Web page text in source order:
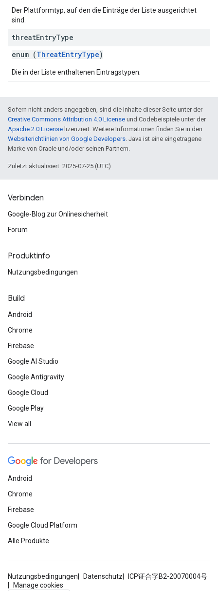
Der Plattformtyp, auf den die Einträge der Liste ausgerichtet
sind.
threatEntryType
enum (ThreatEntryType)
Die in der Liste enthaltenen Eintragstypen.
Sofern nicht anders angegeben, sind die Inhalte dieser Seite unter der
Creative Commons Attribution 4.0 License und Codebeispiele unter der
Apache 2.0 License lizenziert. Weitere Informationen finden Sie in den
Websiterichtlinien von Google Developers. Java ist eine eingetragene
Marke von Oracle und/oder seinen Partnern.
Zuletzt aktualisiert: 2025-07-25 (UTC).
Verbinden
Google-Blog zur Onlinesicherheit
Forum
Produktinfo
Nutzungsbedingungen
Build
Android
Chrome
Firebase
Google AI Studio
Google Antigravity
Google Cloud
Google Play
View all
Android
Chrome
Firebase
Google Cloud Platform
Alle Produkte
Nutzungsbedingungen Datenschutz
ICP证合字B2-20070004号
Manage cookies